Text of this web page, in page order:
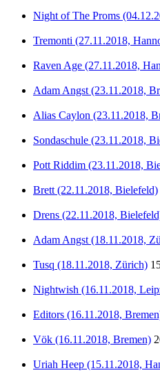
Night of The Proms
Tremonti (27.11.2018,
Raven Age (27.11.2018,
Adam Angst (23.11.2018,
Alias Caylon (23.11.2018,
Sondaschule (23.11.2018,
Pott Riddim (23.11.2018,
Brett (22.11.2018, Bielefeld)
Drens (22.11.2018,
Adam Angst (18.11.2018,
Tusq (18.11.2018, Zürich)
Nightwish (16.11.2018,
Editors (16.11.2018,
Vök (16.11.2018, Bremen)
Uriah Heep (15.11.2018,